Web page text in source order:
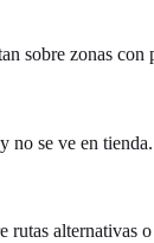
sobre zonas
no se ve en tienda.
alternativas